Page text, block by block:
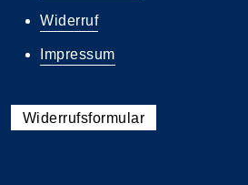
Widerruf
Impressum
Widerrufsformular